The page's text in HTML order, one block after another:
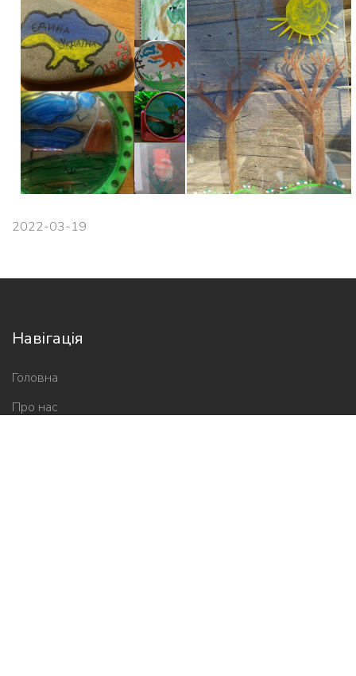
2022-03-19
Навігація
Головна
Про нас